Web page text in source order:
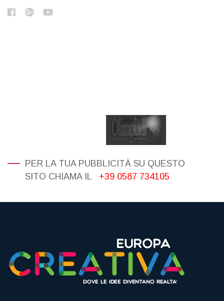
PER LA TUA PUBBLICITÀ SU QUESTO
SITO CHIAMA IL
+39 0587 734105